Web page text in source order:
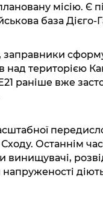
місію. Є
база Дієго-
заправники
територією
раніше вже
Останнім
винищувачі,